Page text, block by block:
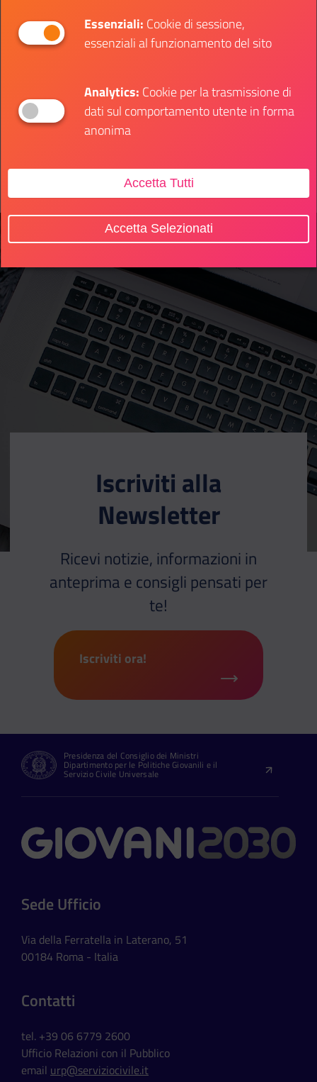
Eventi dal vivo
Informazione
Iscriviti alla
Newsletter
Ricevi notizie, informazioni in
anteprima e consigli pensati per
te!
Iscriviti ora!
Presidenza del Consiglio dei Ministri
Dipartimento per le Politiche Giovanili e il
Servizio Civile Universale
Contatti
Sede Ufficio
Via della Ferratella in Laterano, 51
00184 Roma - Italia
Contatti
tel. +39 06 6779 2600
Ufficio Relazioni con il Pubblico
email urp@serviziocivile.it
Essenziali: Cookie di sessione,
essenziali al funzionamento del sito
Analytics: Cookie per la trasmissione di
dati sul comportamento utente in forma
anonima
Accetta Tutti
Accetta Selezionati